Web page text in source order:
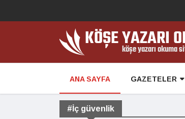
ANA SAYFA GAZETELER
#İç güvenlik